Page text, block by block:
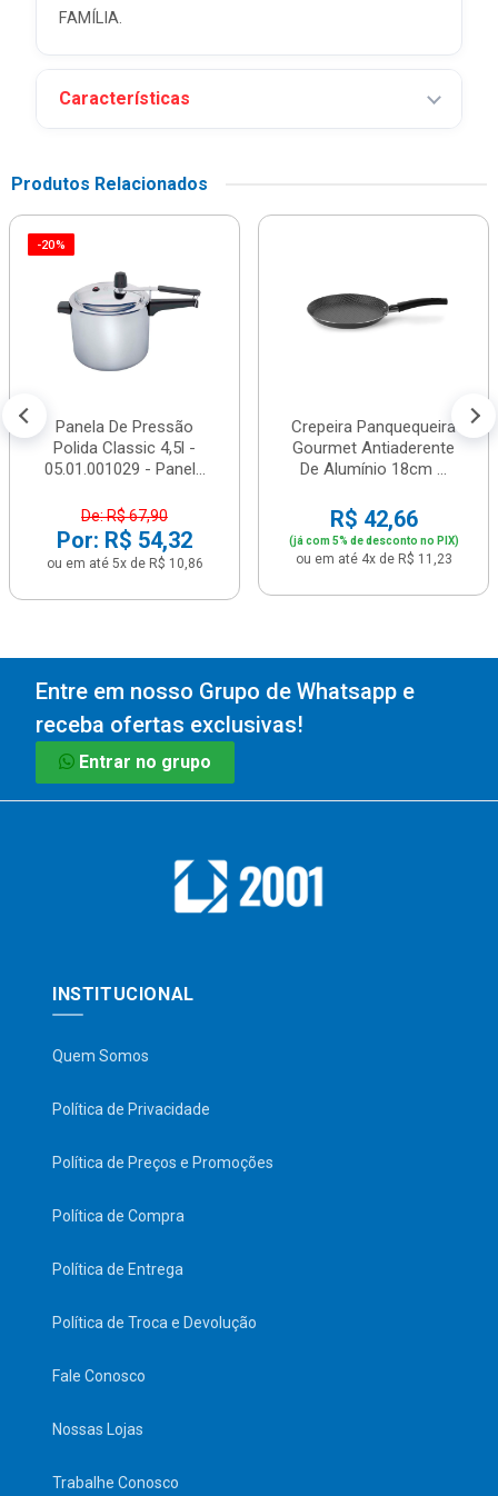
FAMÍLIA.
Características
Produtos Relacionados
-20%
Panela De Pressão
Polida Classic 4,5l -
05.01.001029 - Panel...
De: R$ 67,90
Por: R$ 54,32
ou em até 5x de R$ 10,86
Crepeira Panquequeira
Gourmet Antiaderente
De Alumínio 18cm ...
R$ 42,66
(já com 5% de desconto no PIX)
ou em até 4x de R$ 11,23
Entre em nosso Grupo de Whatsapp e
receba ofertas exclusivas!
Entrar no grupo
INSTITUCIONAL
Quem Somos
Política de Privacidade
Política de Preços e Promoções
Política de Compra
Política de Entrega
Política de Troca e Devolução
Fale Conosco
Nossas Lojas
Trabalhe Conosco